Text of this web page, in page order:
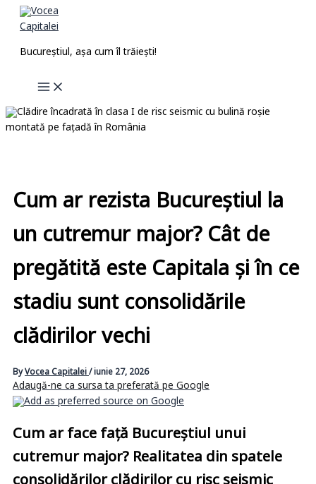
Skip
Bucureștiul, așa cum îl trăiești!
Cum ar rezista Bucureștiul la
un cutremur major? Cât de
pregătită este Capitala și în ce
stadiu sunt consolidările
clădirilor vechi
ByVocea Capitalei/iunie 27, 2026
Adaugă-ne ca sursa ta preferată pe Google
Cum ar face față Bucureștiul unui
cutremur major? Realitatea din spatele